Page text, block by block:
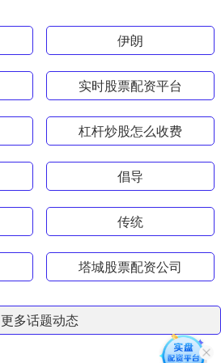
伊朗
实时股票配资平台
杠杆炒股怎么收费
倡导
传统
塔城股票配资公司
更多话题动态